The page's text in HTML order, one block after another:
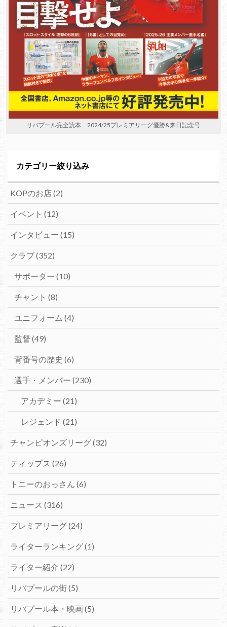
リバプール完全読本 2024/25プレミアリーグ優勝&来日記念号
カテゴリー絞り込み
KOPのお店(2)
イベント (12)
インタビュー (15)
クラブ(352)
サポーター (10)
チャント (8)
ユニフォーム (4)
監督 (49)
背番号の歴史 (6)
選手・メンバー (230)
アカデミー (21)
レジェンド (21)
チャンピオンズリーグ(32)
ティップス (26)
トニーのおっさん (6)
ニュース (316)
プレミアリーグ(24)
ライターランキング(1)
ライター紹介 (22)
リバプールの街(5)
リバプール本・映画(5)